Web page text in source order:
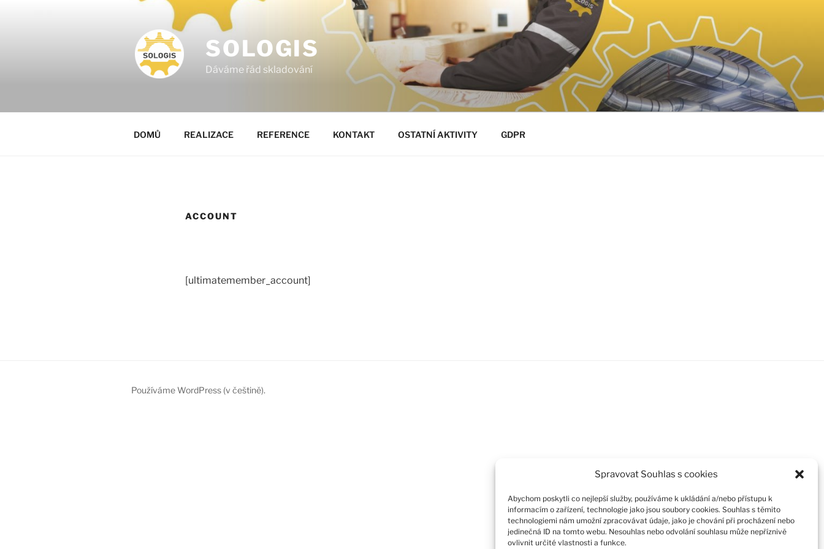
Spravovat Souhlas s cookies
Abychom poskytli co nejlepší služby, používáme k ukládání a/nebo přístupu k
informacím o zařízení, technologie jako jsou soubory cookies. Souhlas s těmito
technologiemi nám umožní zpracovávat údaje, jako je chování při procházení nebo
jedinečná ID na tomto webu. Nesouhlas nebo odvolání souhlasu může nepříznivě
ovlivnit určité vlastnosti a funkce.
SOLOGIS
Dáváme řád skladování
DOMŮ REALIZACE REFERENCE KONTAKT OSTATNÍ AKTIVITY GDPR
ACCOUNT
[ultimatemember_account]
Používáme WordPress (v češtině).